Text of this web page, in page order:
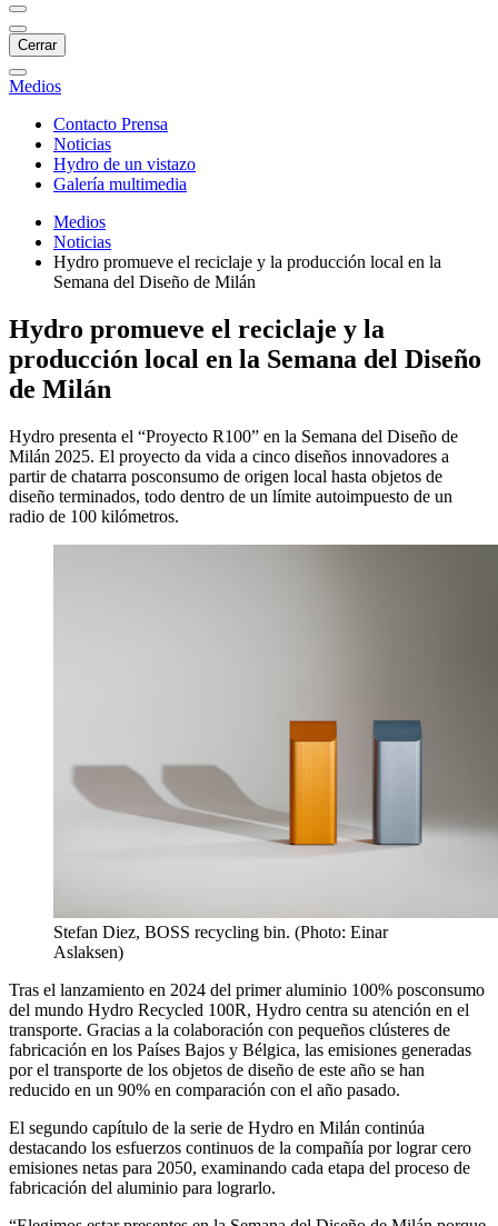
Cerrar
Medios
Contacto Prensa
Noticias
Hydro de un vistazo
Galería multimedia
Medios
Noticias
Hydro promueve el reciclaje y la producción local en la
Semana del Diseño de Milán
Hydro promueve el reciclaje y la
producción local en la Semana del Diseño
de Milán
Hydro presenta el “Proyecto R100” en la Semana del Diseño de
Milán 2025. El proyecto da vida a cinco diseños innovadores a
partir de chatarra posconsumo de origen local hasta objetos de
diseño terminados, todo dentro de un límite autoimpuesto de un
radio de 100 kilómetros.
Stefan Diez, BOSS recycling bin. (Photo: Einar
Aslaksen)
Tras el lanzamiento en 2024 del primer aluminio 100% posconsumo
del mundo Hydro Recycled 100R, Hydro centra su atención en el
transporte. Gracias a la colaboración con pequeños clústeres de
fabricación en los Países Bajos y Bélgica, las emisiones generadas
por el transporte de los objetos de diseño de este año se han
reducido en un 90% en comparación con el año pasado.
El segundo capítulo de la serie de Hydro en Milán continúa
destacando los esfuerzos continuos de la compañía por lograr cero
emisiones netas para 2050, examinando cada etapa del proceso de
fabricación del aluminio para lograrlo.